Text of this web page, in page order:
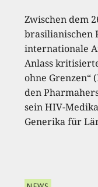
Zwischen dem
brasilianischen
internationale
Anlass
ohne Grenzen“
den
sein HIV-
Generika für